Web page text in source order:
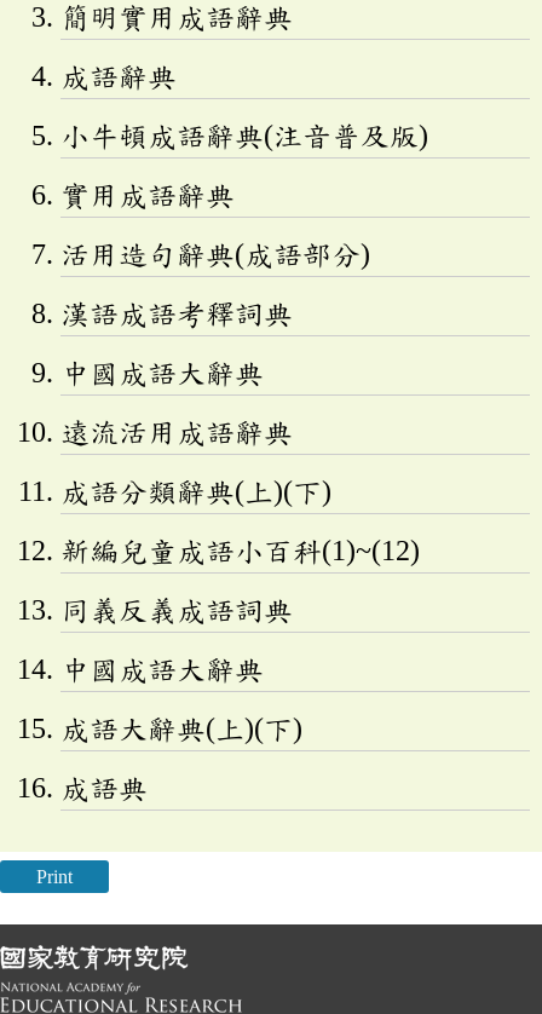
簡明實用成語辭典
成語辭典
小牛頓成語辭典(注音普及版)
實用成語辭典
活用造句辭典(成語部分)
漢語成語考釋詞典
中國成語大辭典
遠流活用成語辭典
成語分類辭典(上)(下)
新編兒童成語小百科(1)~(12)
同義反義成語詞典
中國成語大辭典
成語大辭典(上)(下)
成語典
Print